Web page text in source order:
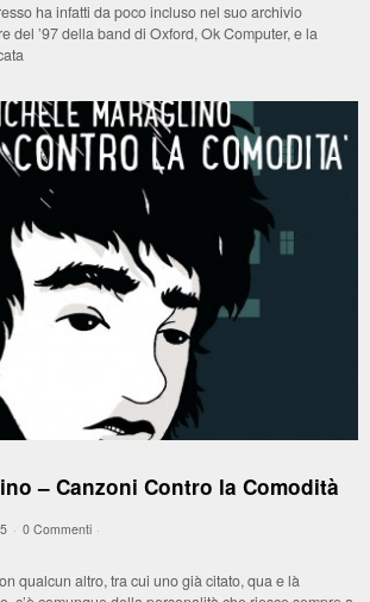
ha infatti da poco incluso nel suo archivio
del ’97 della band di Oxford, Ok Computer, e la
– Canzoni Contro la Comodità
· 0 Commenti ·
qualcun altro, tra cui uno già citato, qua e là